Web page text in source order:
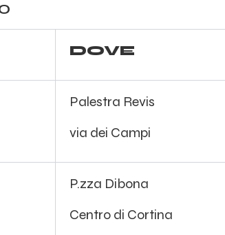
DOVE
Palestra Revis
via dei Campi
P.zza Dibona
Centro di Cortina